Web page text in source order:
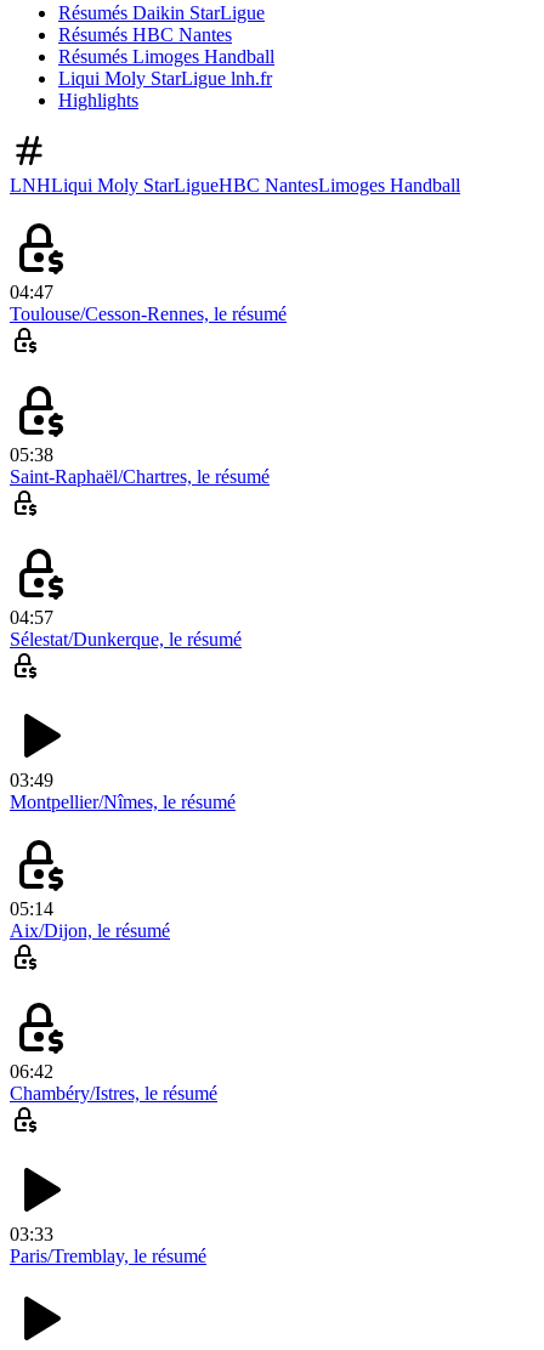
Résumés Daikin StarLigue
Résumés HBC Nantes
Résumés Limoges Handball
Liqui Moly StarLigue lnh.fr
Highlights
LNHLiqui Moly StarLigueHBC NantesLimoges Handball
04:47
Toulouse/Cesson-Rennes, le résumé
05:38
Saint-Raphaël/Chartres, le résumé
04:57
Sélestat/Dunkerque, le résumé
03:49
Montpellier/Nîmes, le résumé
05:14
Aix/Dijon, le résumé
06:42
Chambéry/Istres, le résumé
03:33
Paris/Tremblay, le résumé